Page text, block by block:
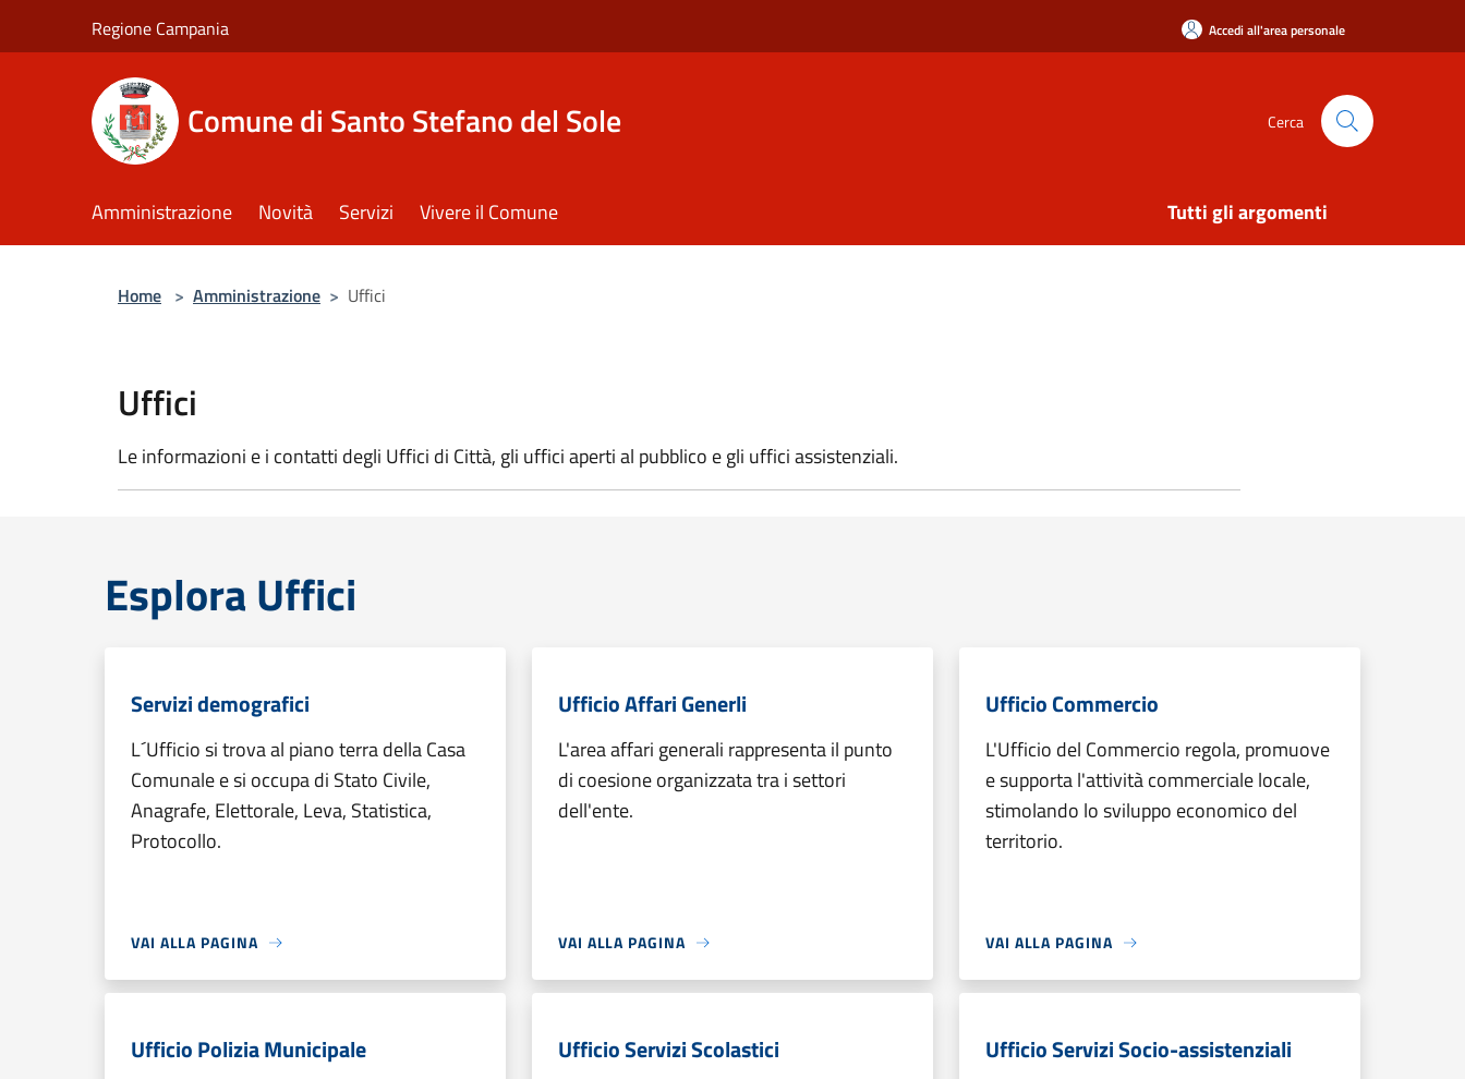
Regione Campania Accedi all'area personale
Comune di Santo Stefano del Sole Cerca
Amministrazione Novità Servizi Vivere il Comune Tutti gli argomenti
Home > Amministrazione > Uffici
Uffici
Le informazioni e i contatti degli Uffici di Città, gli uffici aperti al pubblico e gli uffici assistenziali.
Esplora Uffici
Servizi demografici
L´Ufficio si trova al piano terra della Casa
Comunale e si occupa di Stato Civile,
Anagrafe, Elettorale, Leva, Statistica,
Protocollo.
VAI ALLA PAGINA
Ufficio Affari Generli
L'area affari generali rappresenta il punto
di coesione organizzata tra i settori
dell'ente.
VAI ALLA PAGINA
Ufficio Commercio
L'Ufficio del Commercio regola, promuove
e supporta l'attività commerciale locale,
stimolando lo sviluppo economico del
territorio.
VAI ALLA PAGINA
Ufficio Polizia Municipale Ufficio Servizi Scolastici Ufficio Servizi Socio-assistenziali